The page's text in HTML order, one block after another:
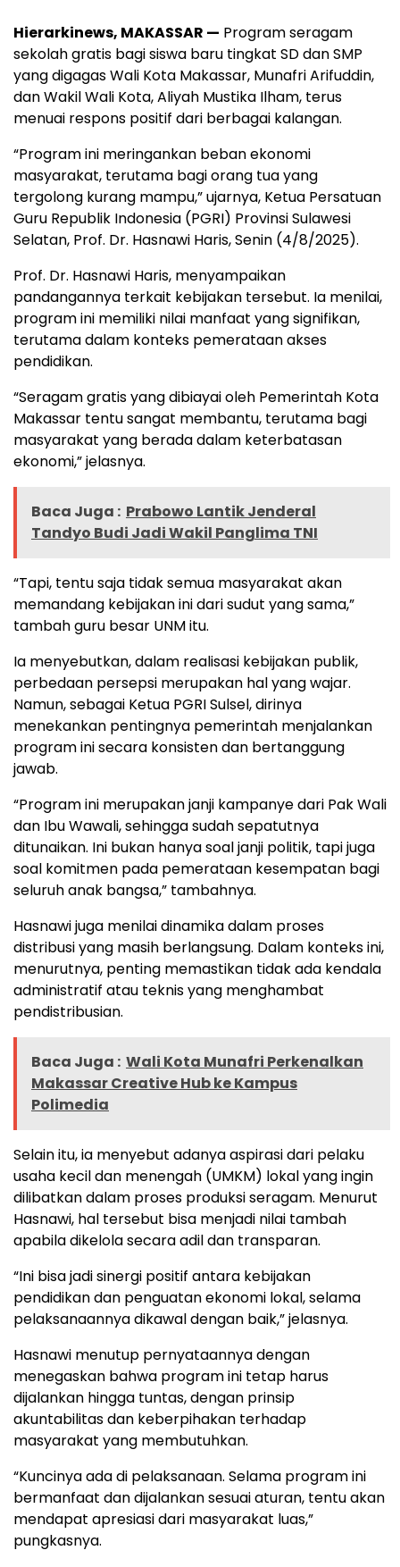
Hierarkinews, MAKASSAR — Program seragam
sekolah gratis bagi siswa baru tingkat SD dan SMP
yang digagas Wali Kota Makassar, Munafri Arifuddin,
dan Wakil Wali Kota, Aliyah Mustika Ilham, terus
menuai respons positif dari berbagai kalangan.
“Program ini meringankan beban ekonomi
masyarakat, terutama bagi orang tua yang
tergolong kurang mampu,” ujarnya, Ketua Persatuan
Guru Republik Indonesia (PGRI) Provinsi Sulawesi
Selatan, Prof. Dr. Hasnawi Haris, Senin (4/8/2025).
Prof. Dr. Hasnawi Haris, menyampaikan
pandangannya terkait kebijakan tersebut. Ia menilai,
program ini memiliki nilai manfaat yang signifikan,
terutama dalam konteks pemerataan akses
pendidikan.
“Seragam gratis yang dibiayai oleh Pemerintah Kota
Makassar tentu sangat membantu, terutama bagi
masyarakat yang berada dalam keterbatasan
ekonomi,” jelasnya.
Baca Juga : Prabowo Lantik Jenderal
Tandyo Budi Jadi Wakil Panglima TNI
“Tapi, tentu saja tidak semua masyarakat akan
memandang kebijakan ini dari sudut yang sama,”
tambah guru besar UNM itu.
Ia menyebutkan, dalam realisasi kebijakan publik,
perbedaan persepsi merupakan hal yang wajar.
Namun, sebagai Ketua PGRI Sulsel, dirinya
menekankan pentingnya pemerintah menjalankan
program ini secara konsisten dan bertanggung
jawab.
“Program ini merupakan janji kampanye dari Pak Wali
dan Ibu Wawali, sehingga sudah sepatutnya
ditunaikan. Ini bukan hanya soal janji politik, tapi juga
soal komitmen pada pemerataan kesempatan bagi
seluruh anak bangsa,” tambahnya.
Hasnawi juga menilai dinamika dalam proses
distribusi yang masih berlangsung. Dalam konteks ini,
menurutnya, penting memastikan tidak ada kendala
administratif atau teknis yang menghambat
pendistribusian.
Baca Juga : Wali Kota Munafri Perkenalkan
Makassar Creative Hub ke Kampus
Polimedia
Selain itu, ia menyebut adanya aspirasi dari pelaku
usaha kecil dan menengah (UMKM) lokal yang ingin
dilibatkan dalam proses produksi seragam. Menurut
Hasnawi, hal tersebut bisa menjadi nilai tambah
apabila dikelola secara adil dan transparan.
“Ini bisa jadi sinergi positif antara kebijakan
pendidikan dan penguatan ekonomi lokal, selama
pelaksanaannya dikawal dengan baik,” jelasnya.
Hasnawi menutup pernyataannya dengan
menegaskan bahwa program ini tetap harus
dijalankan hingga tuntas, dengan prinsip
akuntabilitas dan keberpihakan terhadap
masyarakat yang membutuhkan.
“Kuncinya ada di pelaksanaan. Selama program ini
bermanfaat dan dijalankan sesuai aturan, tentu akan
mendapat apresiasi dari masyarakat luas,”
pungkasnya.